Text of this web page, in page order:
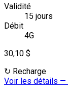
Validité
15 jours
Débit
4G
30,10 $
↻ Recharge
Voir les détails —